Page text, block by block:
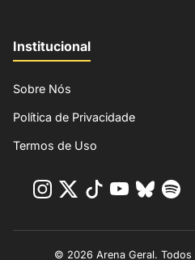
Institucional
Sobre Nós
Política de Privacidade
Termos de Uso
© 2026 Arena Geral.